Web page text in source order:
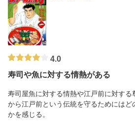
4.0
寿司や魚に対する情熱がある
寿司屋魚に対する情熱や江戸前に対する
から江戸前という伝統を守るためには
かを感じる。